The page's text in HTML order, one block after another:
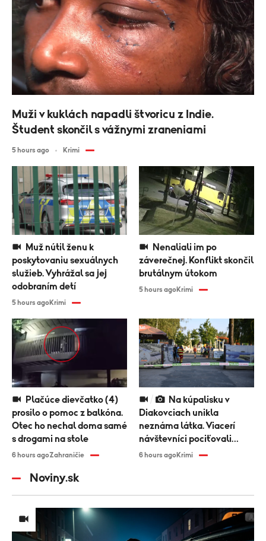
Muži v kuklách napadli štvoricu z Indie.
Študent skončil s vážnymi zraneniami
5 hours ago Krimi
poskytovaniu sexuálnych
služieb. Vyhrážal sa jej
odobraním detí
5 hours agoKrimi
záverečnej. Konflikt skončil
brutálnym útokom
5 hours agoKrimi
prosilo o pomoc z balkóna.
Otec ho nechal doma samé
s drogami na stole
6 hours agoZahraničie
Diakovciach unikla
neznáma látka. Viacerí
návštevníci pociťovali
zdravotné problémy
6 hours agoKrimi
Noviny.sk